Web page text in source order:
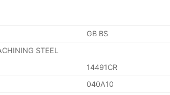
GB BS
STEEL
14491CR
040A10